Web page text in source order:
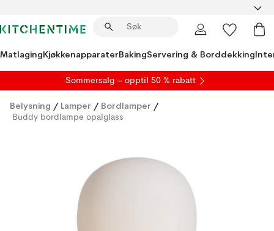
MatlagingKjøkkenapparaterBakingServering & Borddekking
Sommersalg – opptil 50 % rabatt
Belysning / Lamper / Bordlamper /
Buddy bordlampe opalglass